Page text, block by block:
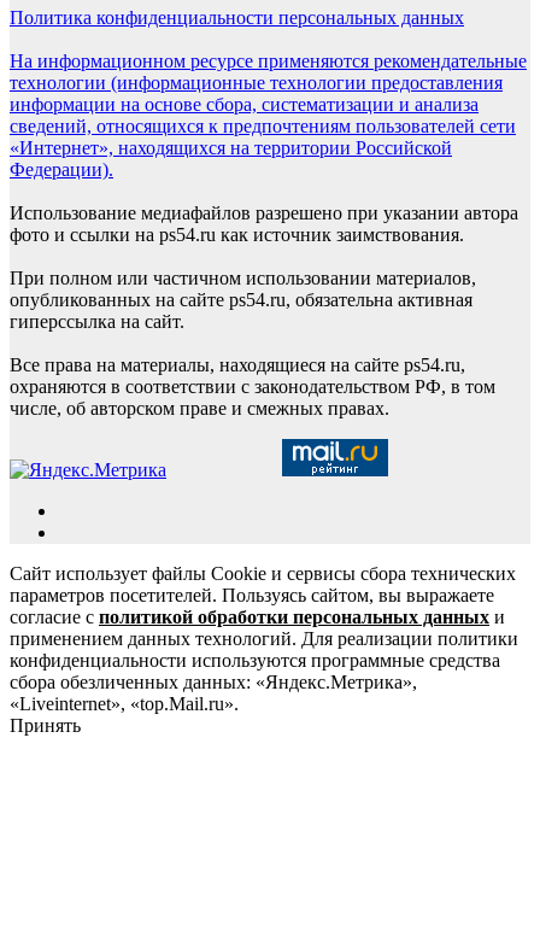
Политика конфиденциальности персональных данных
На информационном ресурсе применяются рекомендательные
технологии (информационные технологии предоставления
информации на основе сбора, систематизации и анализа
сведений, относящихся к предпочтениям пользователей сети
«Интернет», находящихся на территории Российской
Федерации).
Использование медиафайлов разрешено при указании автора
фото и ссылки на ps54.ru как источник заимствования.
При полном или частичном использовании материалов,
опубликованных на сайте ps54.ru, обязательна активная
гиперссылка на сайт.
Все права на материалы, находящиеся на сайте ps54.ru,
охраняются в соответствии с законодательством РФ, в том
числе, об авторском праве и смежных правах.
Сайт использует файлы Cookie и сервисы сбора технических
параметров посетителей. Пользуясь сайтом, вы выражаете
согласие с политикой обработки персональных данных и
применением данных технологий. Для реализации политики
конфиденциальности используются программные средства
сбора обезличенных данных: «Яндекс.Метрика»,
«Liveinternet», «top.Mail.ru».
Принять